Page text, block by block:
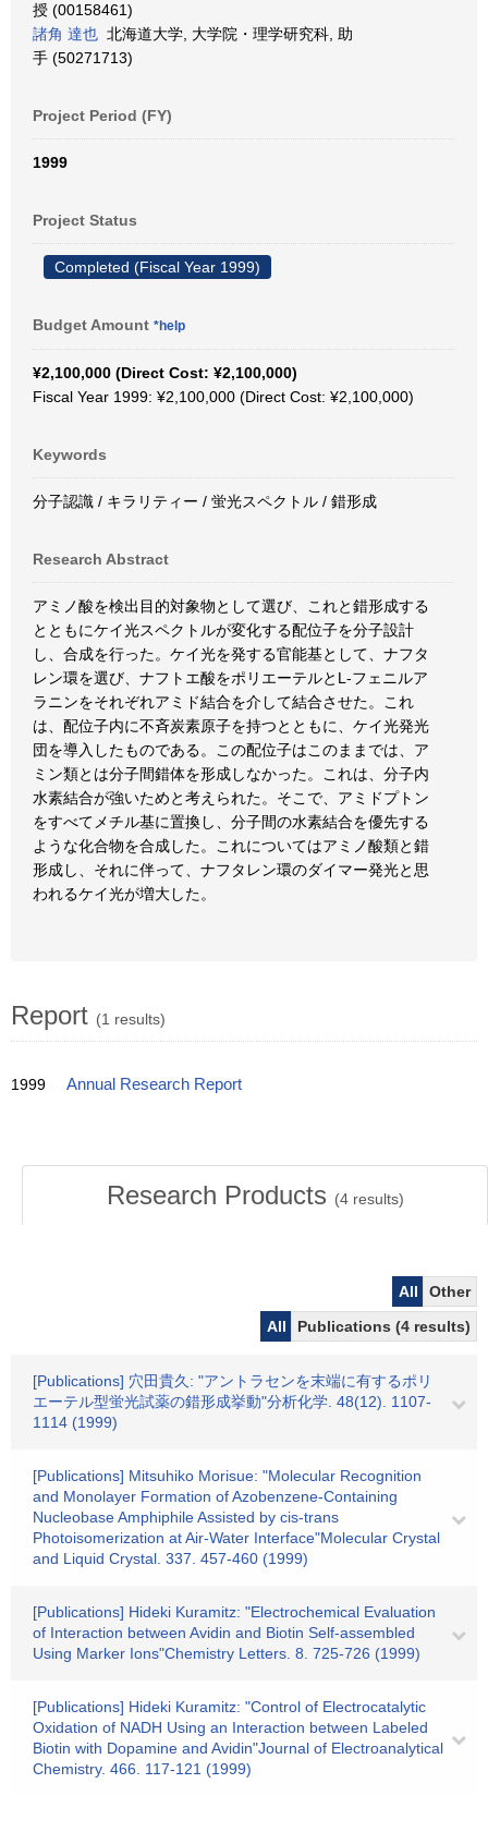
授 (00158461)
諸角 達也 北海道大学, 大学院・理学研究科, 助
手 (50271713)
Project Period (FY)
1999
Project Status
Completed (Fiscal Year 1999)
Budget Amount *help
¥2,100,000 (Direct Cost: ¥2,100,000)
Fiscal Year 1999: ¥2,100,000 (Direct Cost: ¥2,100,000)
Keywords
分子認識 / キラリティー / 蛍光スペクトル / 錯形成
Research Abstract
アミノ酸を検出目的対象物として選び、これと錯形成する
とともにケイ光スペクトルが変化する配位子を分子設計
し、合成を行った。ケイ光を発する官能基として、ナフタ
レン環を選び、ナフトエ酸をポリエーテルとL-フェニルア
ラニンをそれぞれアミド結合を介して結合させた。これ
は、配位子内に不斉炭素原子を持つとともに、ケイ光発光
団を導入したものである。この配位子はこのままでは、ア
ミン類とは分子間錯体を形成しなかった。これは、分子内
水素結合が強いためと考えられた。そこで、アミドプトン
をすべてメチル基に置換し、分子間の水素結合を優先する
ような化合物を合成した。これについてはアミノ酸類と錯
形成し、それに伴って、ナフタレン環のダイマー発光と思
われるケイ光が増大した。
Report (1 results)
1999 Annual Research Report
Research Products (4results)
All
Other
All
Publications (4 results)
[Publications] 穴田貴久: "アントラセンを末端に有するポリ
エーテル型蛍光試薬の錯形成挙動"分析化学. 48(12). 1107-
1114 (1999)
[Publications] Mitsuhiko Morisue: "Molecular Recognition
and Monolayer Formation of Azobenzene-Containing
Nucleobase Amphiphile Assisted by cis-trans
Photoisomerization at Air-Water Interface"Molecular Crystal
and Liquid Crystal. 337. 457-460 (1999)
[Publications] Hideki Kuramitz: "Electrochemical Evaluation
of Interaction between Avidin and Biotin Self-assembled
Using Marker Ions"Chemistry Letters. 8. 725-726 (1999)
[Publications] Hideki Kuramitz: "Control of Electrocatalytic
Oxidation of NADH Using an Interaction between Labeled
Biotin with Dopamine and Avidin"Journal of Electroanalytical
Chemistry. 466. 117-121 (1999)